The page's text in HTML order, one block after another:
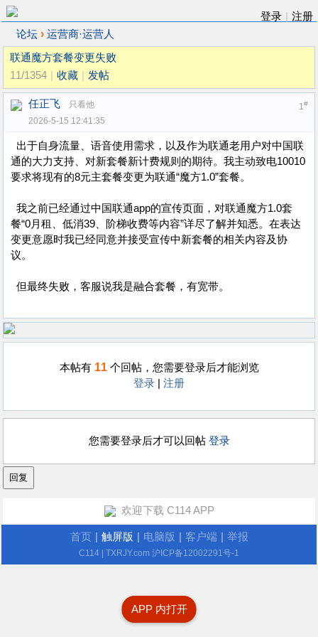
登录
注册
论坛 › 运营商·运营人
联通魔方套餐变更失败
11/1354
收藏 发帖
1#
任正飞
只看他
2026-5-15 12:41:35
出于自身流量、语音使用需求，以及作为联通老用户对中国联
通的大力支持、对新套餐新计费规则的期待。我主动致电10010
要求将现有的8元主套餐变更为联通“魔方1.0”套餐。
我之前已经通过中国联通app的宣传页面，对联通魔方1.0套
餐“0月租、低消39、阶梯收费等内容”详尽了解并知悉。在表达
变更意愿时我已经同意并接受宣传中新套餐的相关内容及协
议。
但最终失败，客服说我是融合套餐，有宽带。
本帖有 11个回帖，您需要登录后才能浏览
登录
注册
您需要登录后才可以回帖 登录
APP 内打开
欢迎下载 C114 APP
首页 触屏版 电脑版 客户端 举报
C114 | TXRJY.com 沪ICP备12002291号-1